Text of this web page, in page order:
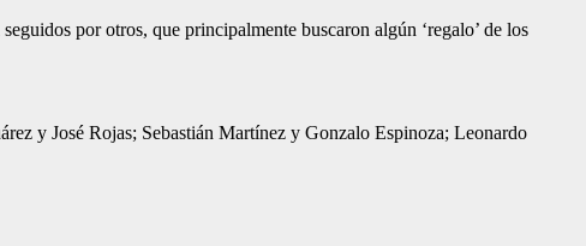
por otros, que principalmente buscaron algún ‘regalo’ de los
y José Rojas; Sebastián Martínez y Gonzalo Espinoza; Leonardo